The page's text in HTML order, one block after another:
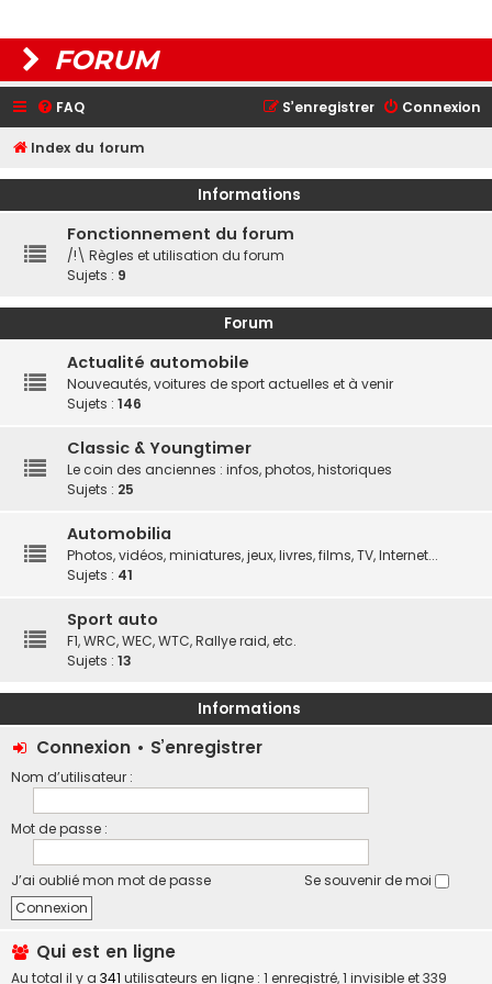
FORUM
FAQ Connexion
S’enregistrer
Index du forum
Informations
Fonctionnement du forum
/!\ Règles et utilisation du forum
Sujets : 9
Forum
Actualité automobile
Nouveautés, voitures de sport actuelles et à venir
Sujets : 146
Classic & Youngtimer
Le coin des anciennes : infos, photos, historiques
Sujets : 25
Automobilia
Photos, vidéos, miniatures, jeux, livres, films, TV, Internet...
Sujets : 41
Sport auto
F1, WRC, WEC, WTC, Rallye raid, etc.
Sujets : 13
Informations
Connexion • S’enregistrer
Nom d’utilisateur :
Mot de passe :
J’ai oublié mon mot de passe Se souvenir de moi
Qui est en ligne
Au total il y a 341 utilisateurs en ligne : 1 enregistré, 1 invisible et 339